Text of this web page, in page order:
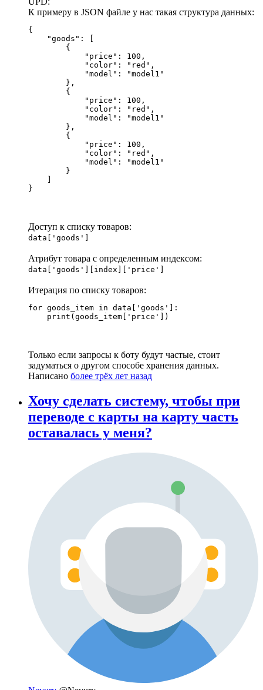
К примеру в JSON файле у нас такая структура данных:
{
    "goods": [
        {
            "price": 100,
            "color": "red",
            "model": "model1"
        },
        {
            "price": 100,
            "color": "red",
            "model": "model1"
        },
        {
            "price": 100,
            "color": "red",
            "model": "model1"
        }
}
Доступ к списку товаров:
data['goods']
Атрибут товара с определенным индексом:
data['goods'][index]['price']
Итерация по списку товаров:
for goods_item in data['goods']:
    print(goods_item['price'])
Только если запросы к боту будут частые, стоит
задуматься о другом способе хранения данных.
Написано более трёх лет назад
Хочу сделать систему, чтобы при
переводе с карты на карту часть
оставалась у меня?